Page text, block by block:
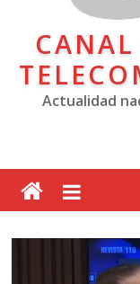
Actualidad